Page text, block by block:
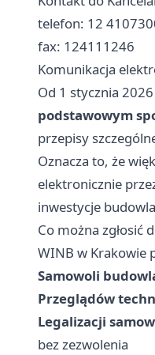
telefon: 12
fax: 124111246
Komunikacja
Od 1 stycznia
podstawowym
przepisy
Oznacza to, że
elektronicznie
inwestycje
Co można zgłosić
WINB w Krakowie
Samowoli
Przeglądów
Legalizacji
bez zezwolenia